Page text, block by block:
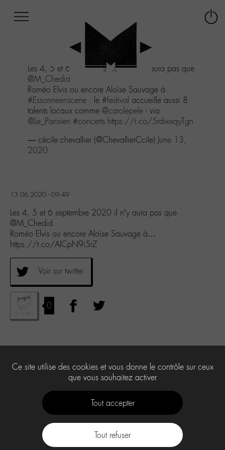
menu
Aller
contenu
Aller
recherche
Les 4, 5 et 6 septembre 2020 il n'y aura pas que
@M_Chedid
Roméo Elvis ou encore Aloïse Sauvage à
#Essonneenscene : le #festival accueille aussi 8
talents locaux comme @carolepele - via
@Le_Parisien #concerts https://t.co/5rdwxqyTgn
— cécile chevallier (@ChevallierCcile) June 13,
2020
13.06.2020 - 09:49
Les 4, 5 et 6 septembre 2020 il n’y aura pas que
@M_Chedid
Roméo Elvis ou encore Aloïse Sauvage à…
https://t.co/AlCpN9i5rZ
Voir sur twitter
0
Ce site utilise des cookies et vous donne le contrôle sur ceux
que vous souhaitez activer
Tout accepter
Tout refuser